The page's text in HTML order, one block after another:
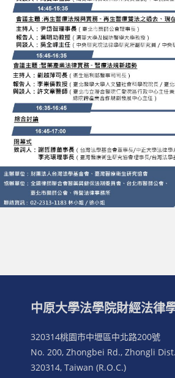
中原大學法學院財經法律
320314桃園市中壢區中北路200號
No. 200, Zhongbei Rd., Zhongli
320314, Taiwan (R.O.C.)